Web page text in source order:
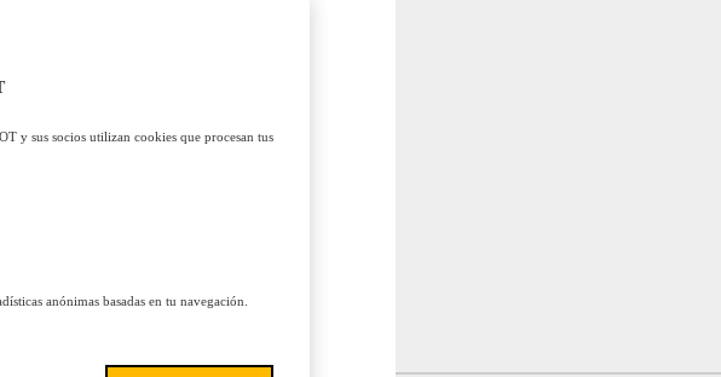
y sus socios utilizan cookies que procesan tus
anónimas basadas en tu navegación.